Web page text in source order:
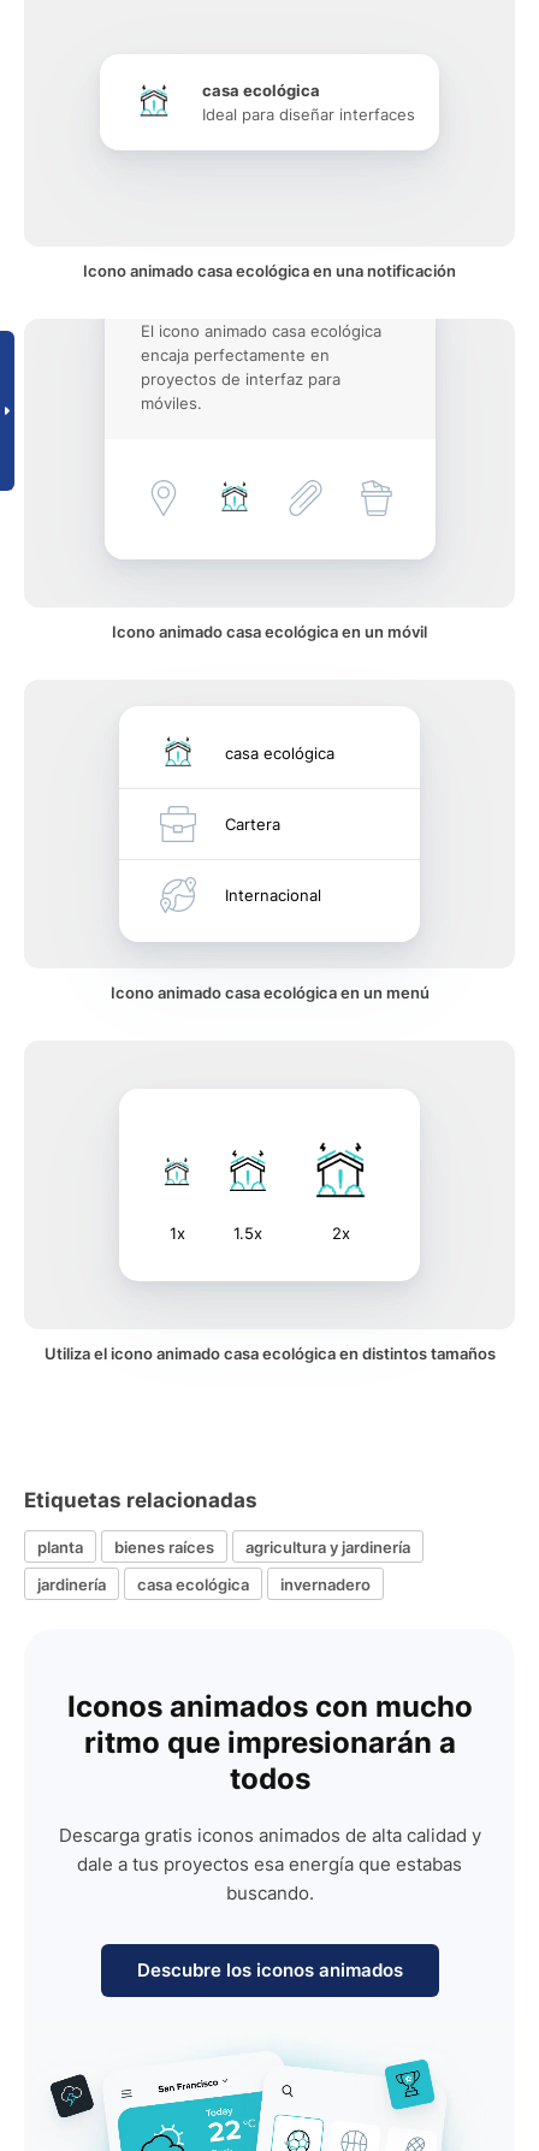
casa ecológica
Ideal para diseñar interfaces
Icono animado casa ecológica en una notificación
El icono animado casa ecológica
encaja perfectamente en
proyectos de interfaz para
móviles.
Icono animado casa ecológica en un móvil
casa ecológica
Cartera
Internacional
Icono animado casa ecológica en un menú
1x 1.5x 2x
Utiliza el icono animado casa ecológica en distintos tamaños
Etiquetas relacionadas
planta bienes raíces
agricultura y jardinería
jardinería
casa ecológica invernadero
Iconos animados con mucho
ritmo que impresionarán a
todos
Descarga gratis iconos animados de alta calidad y
dale a tus proyectos esa energía que estabas
buscando.
Descubre los iconos animados